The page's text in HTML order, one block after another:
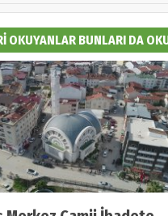
OKUYANLAR BUNLARI DA